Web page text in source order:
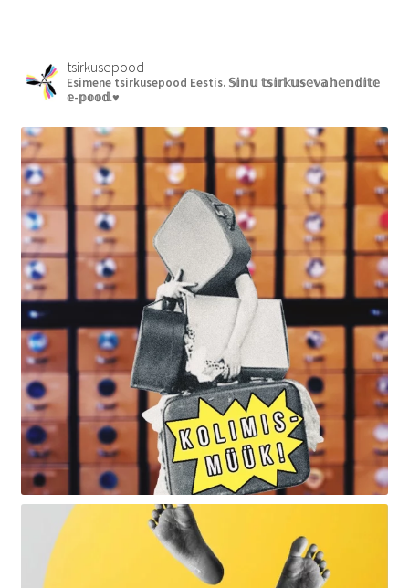
tsirkusepood
Esimene tsirkusepood Eestis. 𝕊𝕚𝕟𝕦 𝕥𝕤𝕚𝕣𝕜𝕦𝕤𝕖𝕧𝕒𝕙𝕖𝕟𝕕𝕚𝕥𝕖
𝕖-𝕡𝕠𝕠𝕕.♥︎